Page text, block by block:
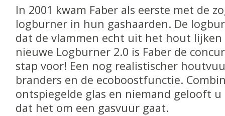
In 2001 kwam Faber als eerste met de
logburner in hun gashaarden. De
dat de vlammen echt uit het hout lijken
nieuwe Logburner 2.0 is Faber de
stap voor! Een nog realistischer
branders en de ecoboostfunctie.
ontspiegelde glas en niemand gelooft u
dat het om een gasvuur gaat.